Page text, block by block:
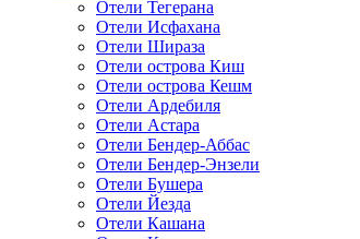
Отели Тегерана
Отели Исфахана
Отели Шираза
Отели острова Киш
Отели острова Кешм
Отели Ардебиля
Отели Астара
Отели Бендер-Аббас
Отели Бендер-Энзели
Отели Бушера
Отели Йезда
Отели Кашана